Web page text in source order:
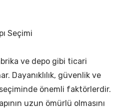
Seçimi
ve depo gibi ticari
Dayanıklılık, güvenlik ve
önemli faktörlerdir.
uzun ömürlü olmasını